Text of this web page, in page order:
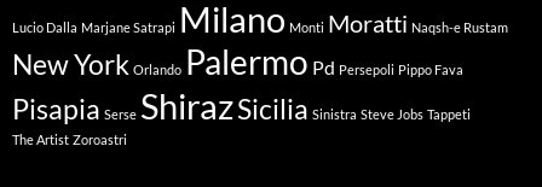
Lucio Dalla Marjane Satrapi Milano Monti Moratti Naqsh-e Rustam
New York Orlando Palermo Pd Persepoli Pippo Fava
Pisapia Serse ShirazSicilia Sinistra Steve Jobs Tappeti
The Artist Zoroastri